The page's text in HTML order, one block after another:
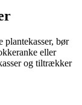
bør
eller
og tiltrækker